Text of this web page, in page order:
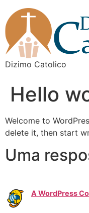
Dizimo Catolico
Hello
Welcome to
delete it, then start
Uma
A WordPress